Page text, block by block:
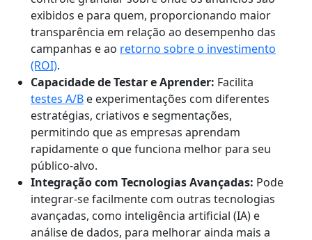
exibidos e para quem, proporcionando maior
transparência em relação ao desempenho das
campanhas e ao retorno sobre o investimento
(ROI).
Capacidade de Testar e Aprender: Facilita
testes A/B e experimentações com diferentes
estratégias, criativos e segmentações,
permitindo que as empresas aprendam
rapidamente o que funciona melhor para seu
público-alvo.
Integração com Tecnologias Avançadas: Pode
integrar-se facilmente com outras tecnologias
avançadas, como inteligência artificial (IA) e
análise de dados, para melhorar ainda mais a